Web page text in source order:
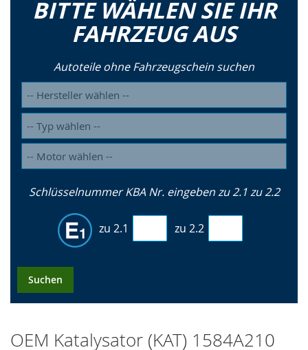
BITTE WÄHLEN SIE IHR
FAHRZEUG AUS
Autoteile ohne Fahrzeugschein suchen
Schlüsselnummer KBA Nr. eingeben zu 2.1 zu 2.2
zu 2.1 zu 2.2
Suchen
OEM Katalysator (KAT) 1584A210